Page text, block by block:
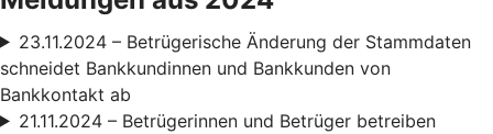
23.11.2024 – Betrügerische Änderung der Stammdaten
schneidet Bankkundinnen und Bankkunden von
Bankkontakt ab
21.11.2024 – Betrügerinnen und Betrüger betreiben